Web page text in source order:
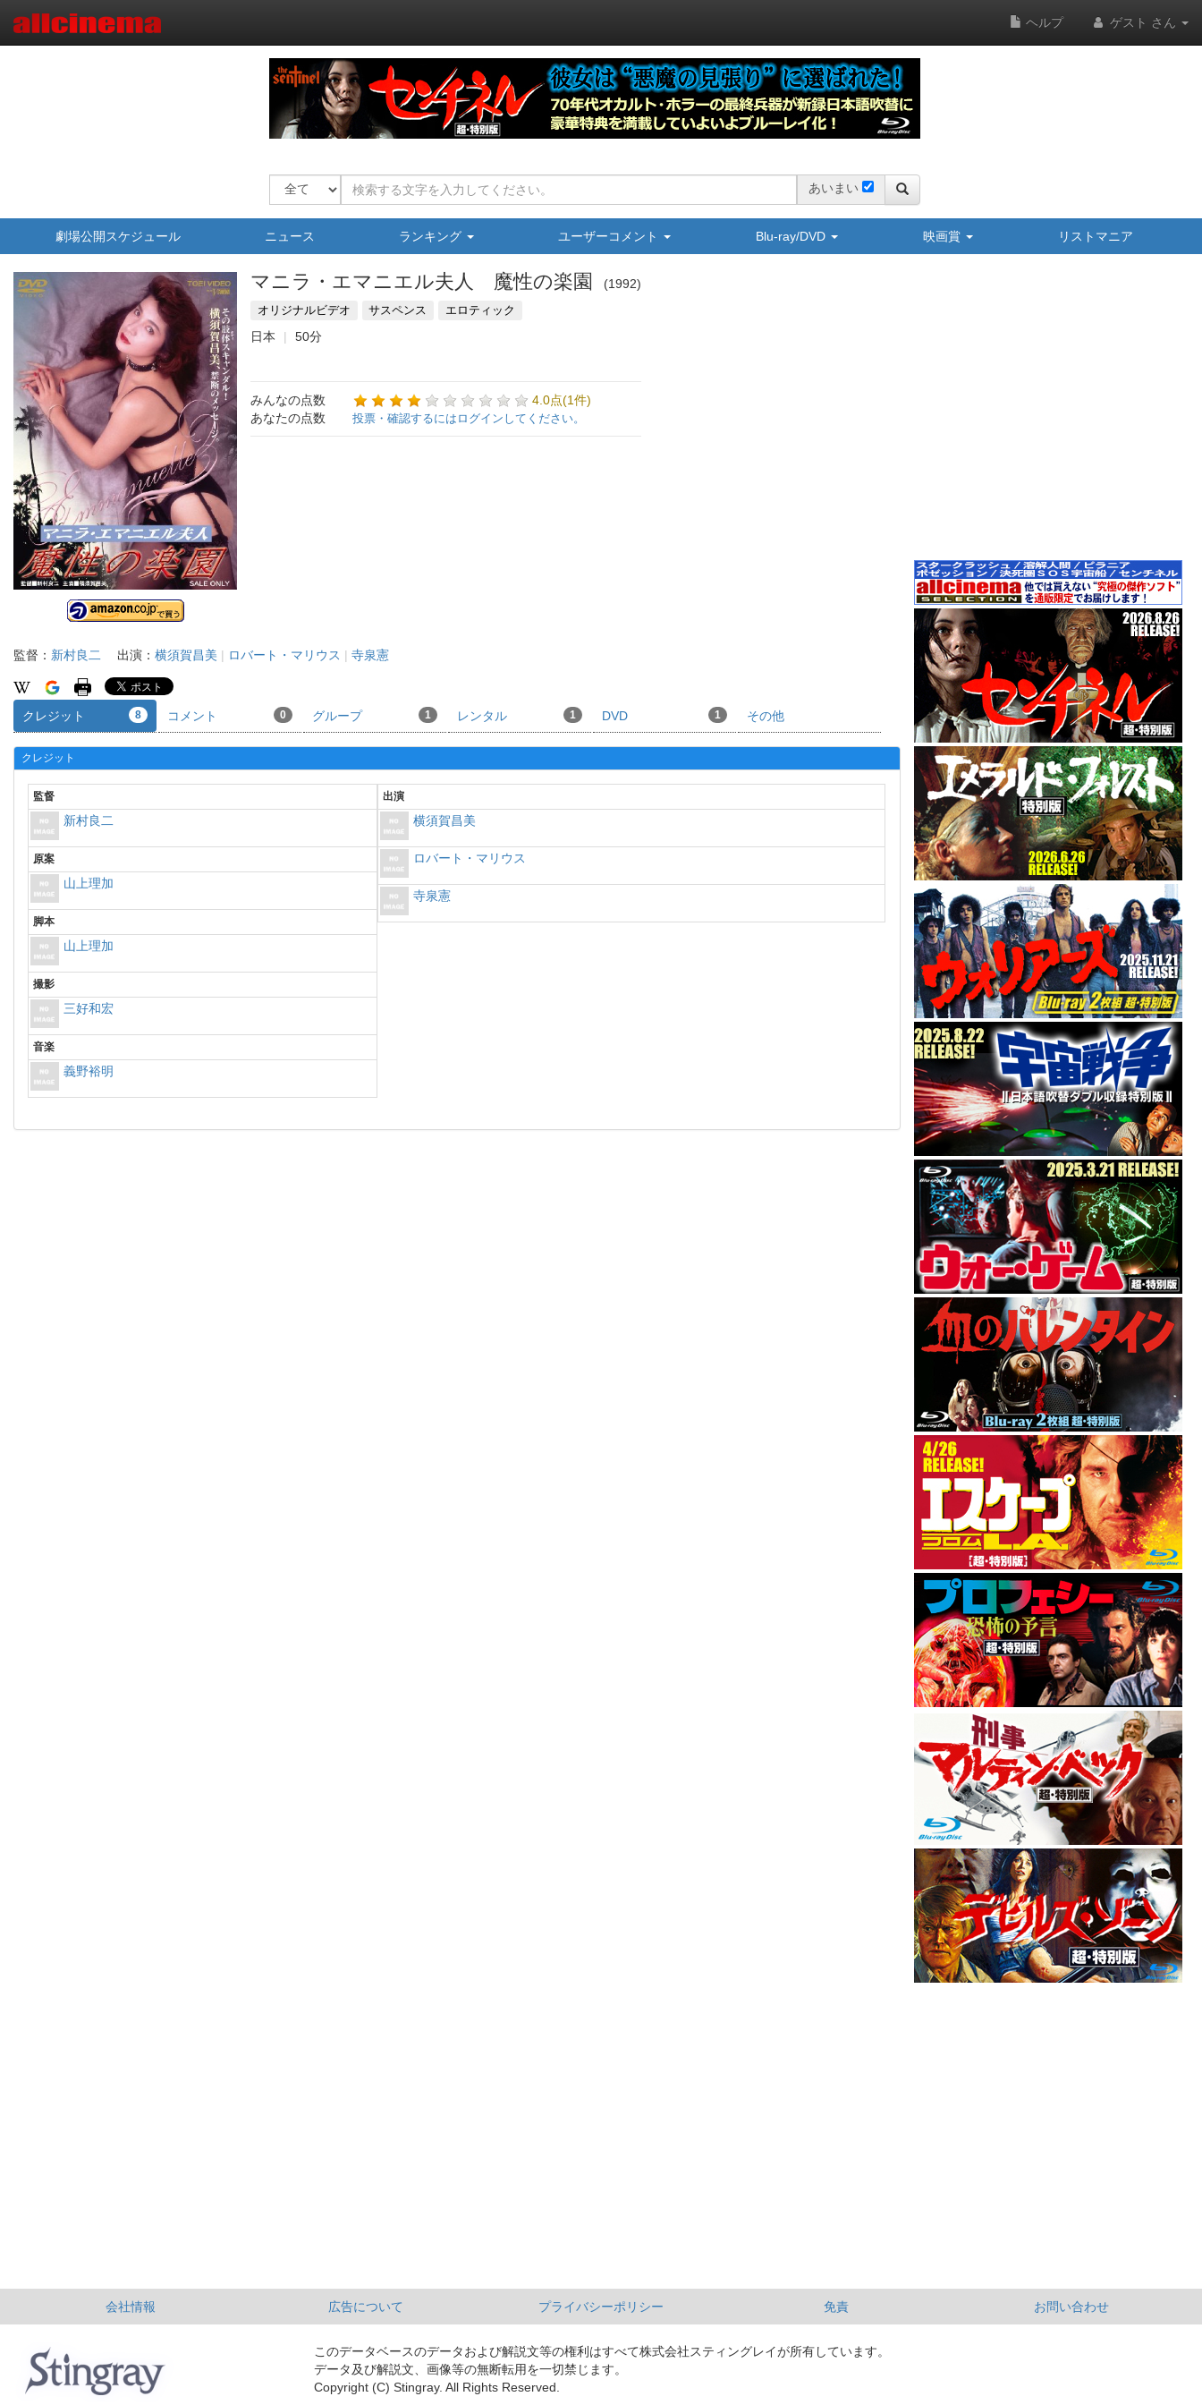
ヘルプ ゲスト さん
あいまい
劇場公開スケジュール ニュース ランキング ユーザーコメント Blu-ray/DVD 映画賞 リストマニア
マニラ・エマニエル夫人 魔性の楽園 1992
オリジナルビデオ サスペンス エロティック
日本 50分
みんなの点数
4.0点(1件)
あなたの点数
投票・確認するにはログインしてください。
監督： 新村良二 出演： 横須賀昌美 | ロバート・マリウス | 寺泉憲
クレジット 8 コメント 0 グループ 1 レンタル 1 DVD 1 その他
クレジット
監督
新村良二
原案
山上理加
脚本
山上理加
撮影
三好和宏
音楽
義野裕明
出演
横須賀昌美
ロバート・マリウス
寺泉憲
会社情報 広告について プライバシーポリシー 免責 お問い合わせ
このデータベースのデータおよび解説文等の権利はすべて株式会社スティングレイが所有しています。
データ及び解説文、画像等の無断転用を一切禁じます。
Copyright (C) Stingray. All Rights Reserved.